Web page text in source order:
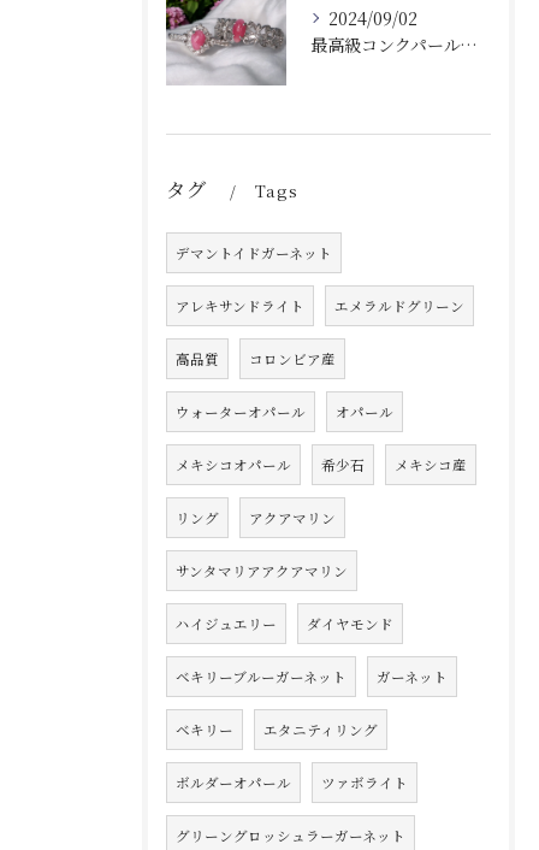
2024/09/02
最高級コンクパールダイヤモンドリングシリーズ
タグ Tags
デマントイドガーネット
アレキサンドライト エメラルドグリーン
高品質 コロンビア産
ウォーターオパール オパール
メキシコオパール 希少石 メキシコ産
リング アクアマリン
サンタマリアアクアマリン
ハイジュエリー ダイヤモンド
ベキリーブルーガーネット ガーネット
ベキリー エタニティリング
ボルダーオパール ツァボライト
グリーングロッシュラーガーネット